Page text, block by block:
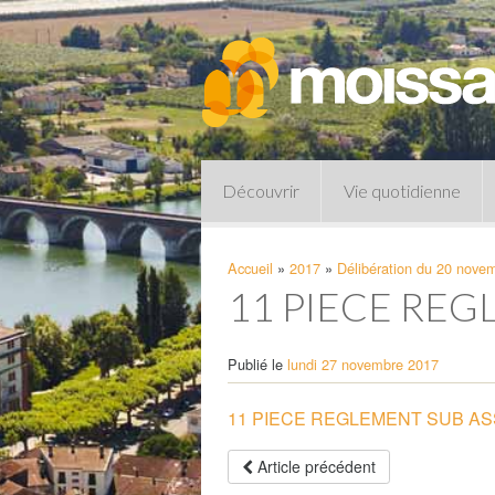
Découvrir Vie quotidienne
Pharmacies de garde
Accueil » 2017 » Délibération du 20
11 PIECE
Publié le lundi 27 novembre 2017
11 PIECE REGLEMENT SUB
Article précédent